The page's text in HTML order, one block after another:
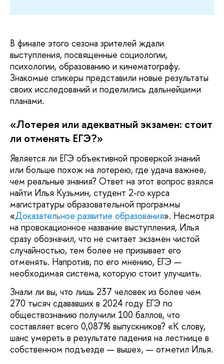
В финале этого сезона зрителей ждали
выступления, посвященные социологии,
психологии, образованию и кинематографу.
Знакомые спикеры представили новые результаты
своих исследований и поделились дальнейшими
планами.
«Лотерея или адекватный экзамен: стоит
ли отменять ЕГЭ?»
Является ли ЕГЭ объективной проверкой знаний
или больше похож на лотерею, где удача важнее,
чем реальные знания? Ответ на этот вопрос взялся
найти Илья Кузьмин, студент 2-го курса
магистратуры образовательной программы
«Доказательное развитие образования». Несмотря
на провокационное название выступления, Илья
сразу обозначил, что не считает экзамен чистой
случайностью, тем более не призывает его
отменять. Напротив, по его мнению, ЕГЭ —
необходимая система, которую стоит улучшить.
Знали ли вы, что лишь 237 человек из более чем
270 тысяч сдававших в 2024 году ЕГЭ по
обществознанию получили 100 баллов, что
составляет всего 0,087% выпускников? «К слову,
шанс умереть в результате падения на лестнице в
собственном подъезде — выше», — отметил Илья.